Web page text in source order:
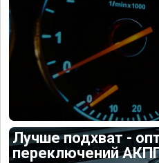
Лучше подхват -
переключений